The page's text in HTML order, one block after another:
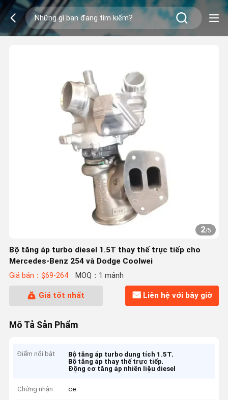
2/5
Bộ tăng áp turbo diesel 1.5T thay thế trực tiếp cho
Mercedes-Benz 254 và Dodge Coolwei
Giá bán：$69-264 MOQ：1 mảnh
Giá tốt nhất Liên hệ với bây giờ
Mô Tả Sản Phẩm
Điểm nổi bật Bộ tăng áp turbo dung tích 1.5T,
Bộ tăng áp thay thế trực tiếp,
Động cơ tăng áp nhiên liệu diesel
Chứng nhận ce